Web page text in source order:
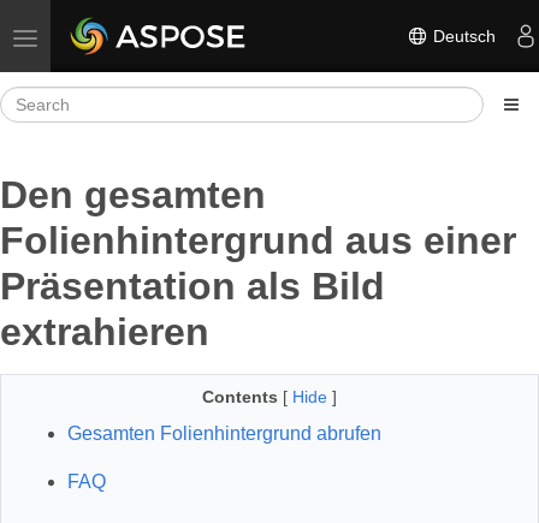
Toggle navigation Deutsch
Den gesamten
Folienhintergrund aus einer
Präsentation als Bild
extrahieren
Contents [ Hide ]
Gesamten Folienhintergrund abrufen
FAQ